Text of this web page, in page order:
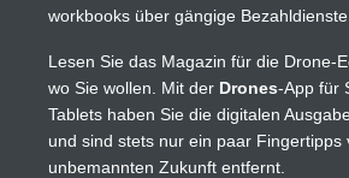
workbooks über gängige Bezahldienste
Lesen Sie das Magazin für die Drone-
wo Sie wollen. Mit der Drones-App für
Tablets haben Sie die digitalen
und sind stets nur ein paar Fingertipps
unbemannten Zukunft entfernt.